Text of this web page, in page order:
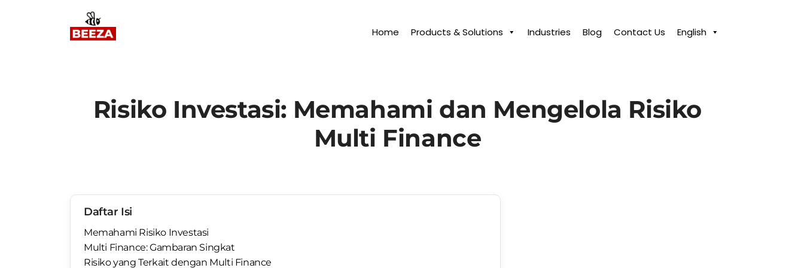
Home Products & Solutions Industries Blog Contact Us English
Risiko Investasi: Memahami dan Mengelola Risiko
Multi Finance
Daftar Isi
Memahami Risiko Investasi
Multi Finance: Gambaran Singkat
Risiko yang Terkait dengan Multi Finance